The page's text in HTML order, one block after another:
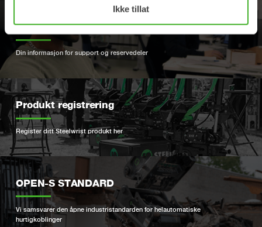
Ikke tillat
SUPPORT
Din informasjon for support og reservedeler
Produkt registrering
Register ditt Steelwrist produkt her
OPEN-S STANDARD
Vi samsvarer den åpne industristandarden for helautomatiske
hurtigkoblinger